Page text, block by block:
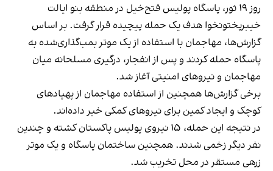
روز ۱۹ ثور، پاسگاه پولیس فتح‌خیل در منطقه بنو ایالت
خیبرپختونخوا هدف یک حمله پیچیده قرار گرفت. بر اساس
گزارش‌ها، مهاجمان با استفاده از یک موتر بمب‌گذاری‌شده به
پاسگاه حمله کردند و پس از انفجار، درگیری مسلحانه میان
مهاجمان و نیروهای امنیتی آغاز شد.
برخی گزارش‌ها همچنین از استفاده مهاجمان از پهپادهای
کوچک و ایجاد کمین برای نیروهای کمکی خبر داده‌اند.
در نتیجه این حمله، ۱۵ نیروی پولیس پاکستان کشته و چندین
نفر دیگر زخمی شدند. همچنین ساختمان پاسگاه و یک موتر
زرهی مستقر در محل تخریب شد.